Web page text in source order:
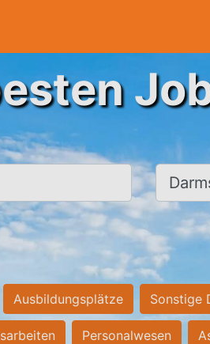
Ort, Stadt
Ausbildungsplätze Sonstige
Personalwesen